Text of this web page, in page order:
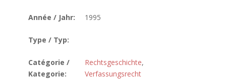
Année / Jahr: 1995
Type / Typ:
Catégorie /
Kategorie:
Rechtsgeschichte,
Verfassungsrecht